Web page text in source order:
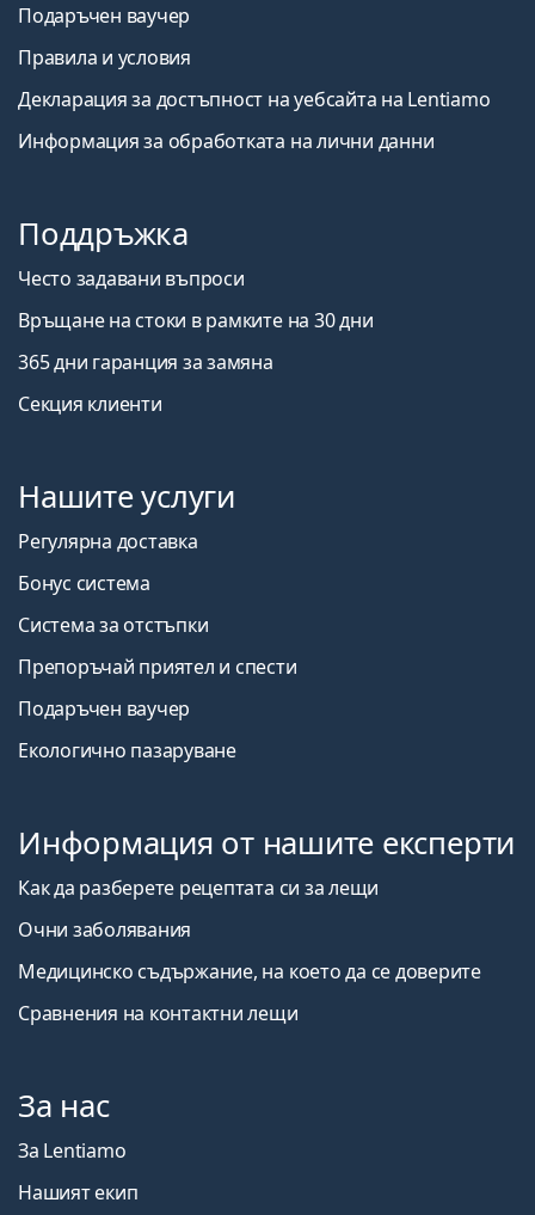
Подаръчен ваучер
Правила и условия
Декларация за достъпност на уебсайта на Lentiamo
Информация за обработката на лични данни
Поддръжка
Често задавани въпроси
Връщане на стоки в рамките на 30 дни
365 дни гаранция за замяна
Секция клиенти
Нашите услуги
Регулярна доставка
Бонус система
Система за отстъпки
Препоръчай приятел и спести
Подаръчен ваучер
Екологично пазаруване
Информация от нашите експерти
Как да разберете рецептата си за лещи
Очни заболявания
Медицинско съдържание, на което да се доверите
Сравнения на контактни лещи
За нас
За Lentiamo
Нашият екип